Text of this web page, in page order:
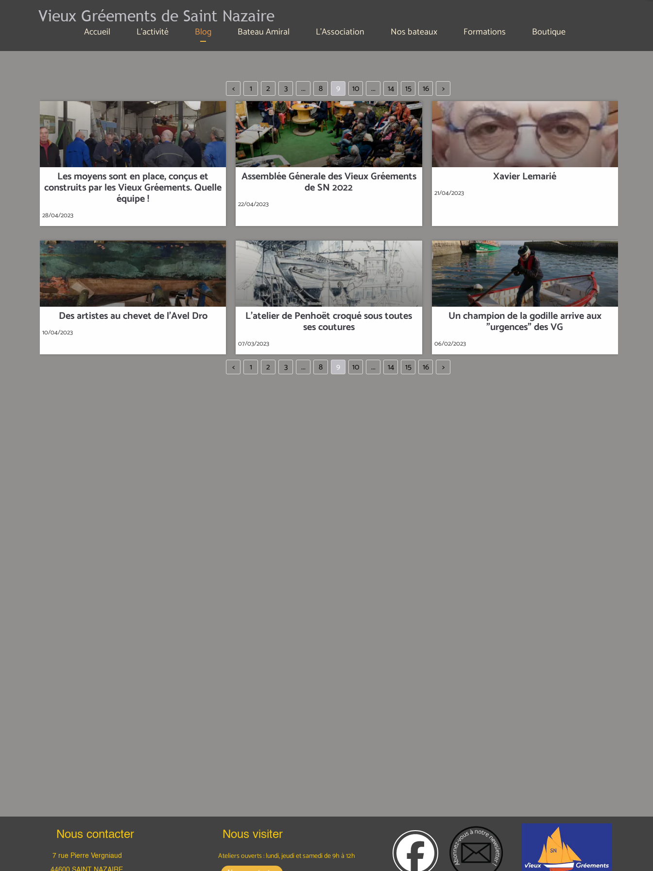
Accueil L'activité Blog Bateau Amiral L'Association Nos bateaux Formations Boutique
Vieux Gréements de Saint Nazaire
Nous contacter
7 rue Pierre Vergniaud
Nous visiter
Ateliers ouverts : lundi, jeudi et samedide 9h à 12h
< 1 2 3 ... 8 9 10 ... 14 15 16 >
Les moyens sont en place, conçus et
construits par les Vieux Gréements. Quelle
équipe !
28/04/2023
Assemblée Génerale des Vieux Gréements
de SN 2022
22/04/2023
Xavier Lemarié
21/04/2023
Des artistes au chevet de l'Avel Dro
10/04/2023
L'atelier de Penhoët croqué sous toutes
ses coutures
07/03/2023
Un champion de la godille arrive aux
"urgences" des VG
06/02/2023
< 1 2 3 ... 8 9 10 ... 14 15 16 >